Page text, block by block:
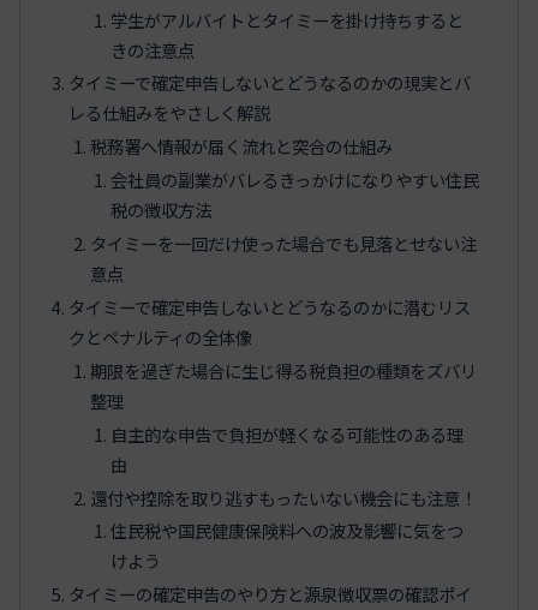
学生がアルバイトとタイミーを掛け持ちすると
きの注意点
タイミーで確定申告しないとどうなるのかの現実とバ
レる仕組みをやさしく解説
税務署へ情報が届く流れと突合の仕組み
会社員の副業がバレるきっかけになりやすい住民
税の徴収方法
タイミーを一回だけ使った場合でも見落とせない注
意点
タイミーで確定申告しないとどうなるのかに潜むリス
クとペナルティの全体像
期限を過ぎた場合に生じ得る税負担の種類をズバリ
整理
自主的な申告で負担が軽くなる可能性のある理
由
還付や控除を取り逃すもったいない機会にも注意！
住民税や国民健康保険料への波及影響に気をつ
けよう
タイミーの確定申告のやり方と源泉徴収票の確認ポイ